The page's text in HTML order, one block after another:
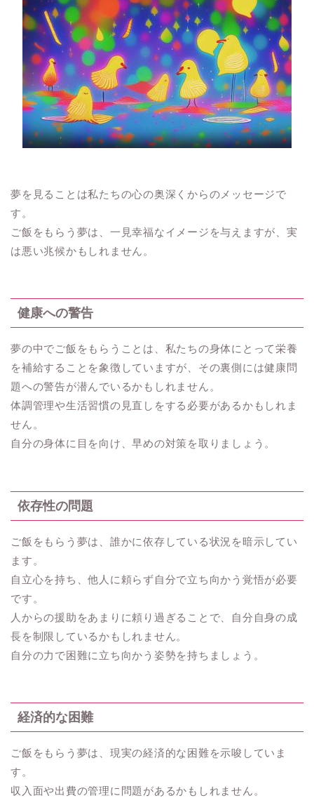
夢を見ることは私たちの心の奥深くからのメッセージで
す。
ご飯をもらう夢は、一見幸福なイメージを与えますが、実
は悪い兆候かもしれません。
健康への警告
夢の中でご飯をもらうことは、私たちの身体にとって栄養
を補給することを象徴していますが、その裏側には健康問
題への警告が潜んでいるかもしれません。
体調管理や生活習慣の見直しをする必要があるかもしれま
せん。
自分の身体に目を向け、早めの対策を取りましょう。
依存性の問題
ご飯をもらう夢は、誰かに依存している状況を暗示してい
ます。
自立心を持ち、他人に頼らず自分で立ち向かう覚悟が必要
です。
人からの援助をあまりに頼り過ぎることで、自分自身の成
長を制限しているかもしれません。
自分の力で困難に立ち向かう姿勢を持ちましょう。
経済的な困難
ご飯をもらう夢は、現実の経済的な困難を示唆していま
す。
収入面や出費の管理に問題があるかもしれません。